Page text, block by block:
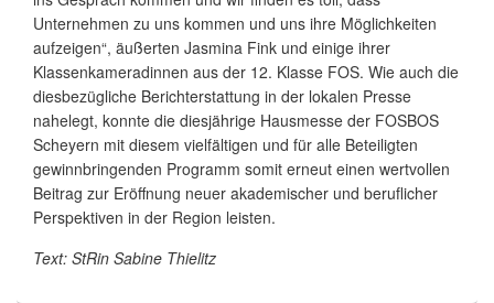
Unternehmen zu uns kommen und uns ihre Möglichkeiten
aufzeigen“, äußerten Jasmina Fink und einige ihrer
Klassenkameradinnen aus der 12. Klasse FOS. Wie auch die
diesbezügliche Berichterstattung in der lokalen Presse
nahelegt, konnte die diesjährige Hausmesse der FOSBOS
Scheyern mit diesem vielfältigen und für alle Beteiligten
gewinnbringenden Programm somit erneut einen wertvollen
Beitrag zur Eröffnung neuer akademischer und beruflicher
Perspektiven in der Region leisten.
Text: StRin Sabine Thielitz